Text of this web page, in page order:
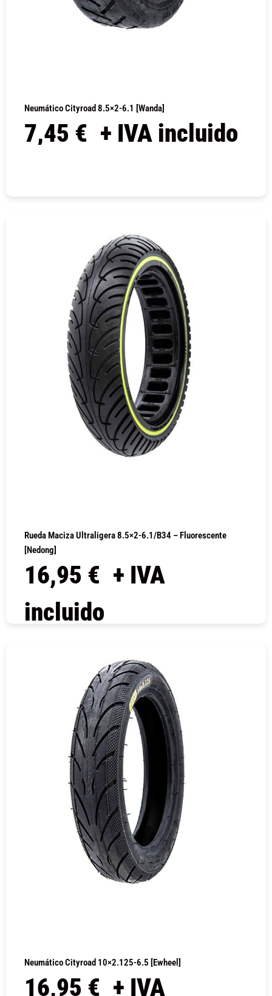
Neumático Cityroad 8.5×2-6.1 [Wanda]
7,45 € + IVA incluido
Rueda Maciza Ultraligera 8.5×2-6.1/B34 – Fluorescente
[Nedong]
16,95 € + IVA
incluido
Neumático Cityroad 10×2.125-6.5 [Ewheel]
16,95 € + IVA